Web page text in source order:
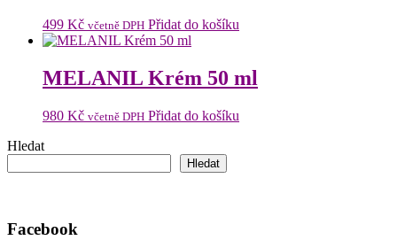
499 Kč včetně DPH Přidat do košíku
MELANIL Krém 50 ml
980 Kč včetně DPH Přidat do košíku
Hledat
Hledat
Facebook